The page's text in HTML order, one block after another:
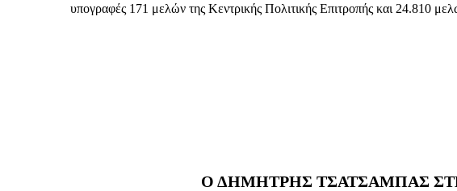
υπογραφές 171 μελών της Κεντρικής Πολιτικής Επιτροπής και 24.810
Ο ΔΗΜΗΤΡΗΣ ΤΣΑΤΣΑΜΠΑΣ